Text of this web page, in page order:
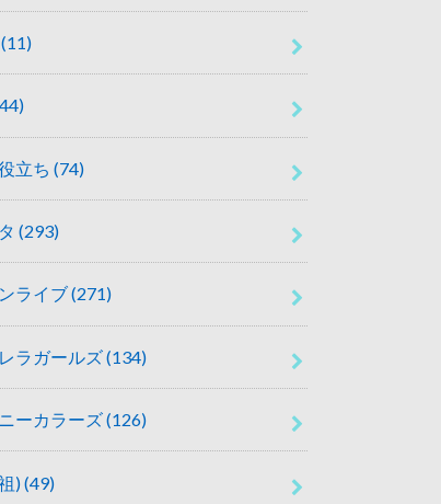
(11)
立ち (74)
(293)
ライブ(271)
ラガールズ(134)
ーカラーズ(126)
)(49)